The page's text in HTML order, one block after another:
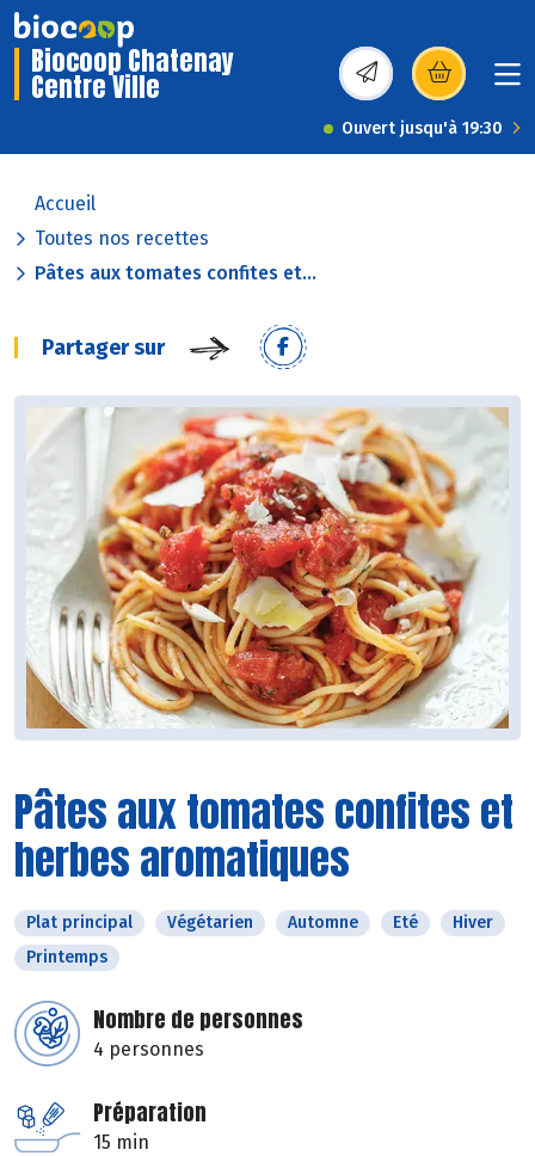
Biocoop Chatenay
Centre Ville (s’ouvre dans une
Ouvert jusqu'à 19:30
Accueil
Toutes nos recettes
Pâtes aux tomates confites et...
Partager sur
Pâtes aux tomates confites et
herbes aromatiques
Plat principal Végétarien Automne Eté
Hiver
Printemps
Nombre de personnes
4 personnes
Préparation
15 min